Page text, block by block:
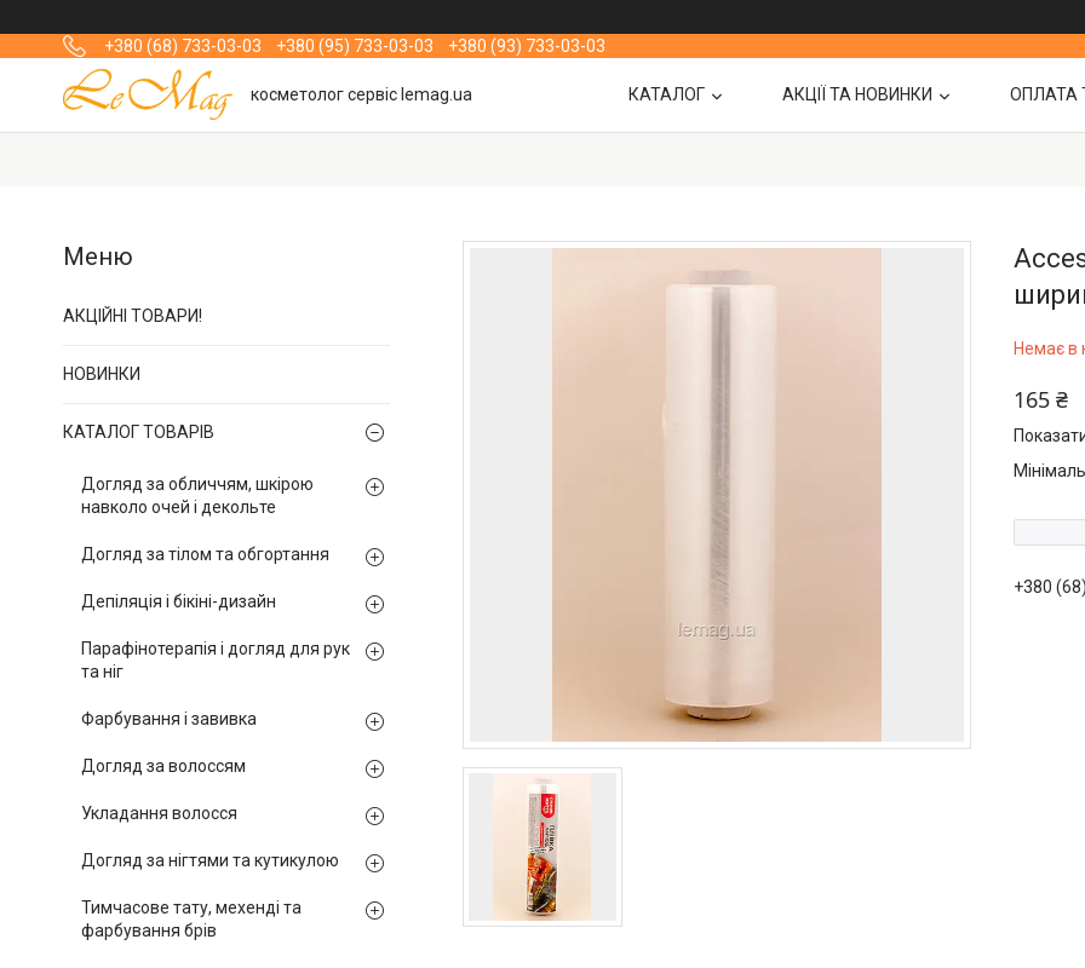
+380 (68) 733-03-03 +380 (95) 733-03-03 +380 (93) 733-03-03
косметолог сервіс lemag.ua КАТАЛОГ АКЦІЇ ТА НОВИНКИ ОПЛАТА
Немає в
165 ₴
+380
АКЦІЙНІ ТОВАРИ!
НОВИНКИ
КАТАЛОГ ТОВАРІВ
Догляд за обличчям, шкірою
навколо очей і декольте
Догляд за тілом та обгортання
Депіляція і бікіні-дизайн
Парафінотерапія і догляд для рук
та ніг
Фарбування і завивка
Догляд за волоссям
Укладання волосся
Догляд за нігтями та кутикулою
Тимчасове тату, мехенді та
фарбування брів